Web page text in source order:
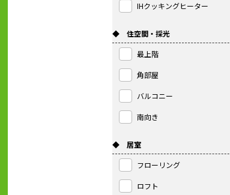
IHクッキングヒーター
◆ 住空間・採光
最上階
角部屋
バルコニー
南向き
◆ 居室
フローリング
ロフト